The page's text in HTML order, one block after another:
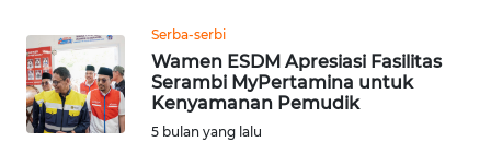
Serba-serbi
Wamen ESDM Apresiasi Fasilitas
Serambi MyPertamina untuk
Kenyamanan Pemudik
5 bulan yang lalu
BARAT
WN
RIAU